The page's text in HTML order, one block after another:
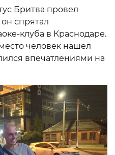
Бритва провел
спрятал
клуба в Краснодаре.
человек нашел
впечатлениями на